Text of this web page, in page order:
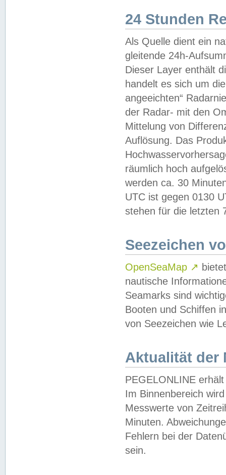
24 Stunden
Als Quelle dient ein
gleitende 24h-
Dieser Layer enthält
handelt es sich um
angeeichten“
der Radar- mit den
Mittelung von
Auflösung. Das
räumlich hoch
werden ca. 30
UTC ist gegen 0130
stehen für die letzten
Seezeichen
OpenSeaMap ↗
nautische
Seamarks sind
Booten und Schiffen
von Seezeichen wie
Aktualität der
PEGELONLINE
Im Binnenbereich
Messwerte von
Minuten.
Fehlern bei der
sein.